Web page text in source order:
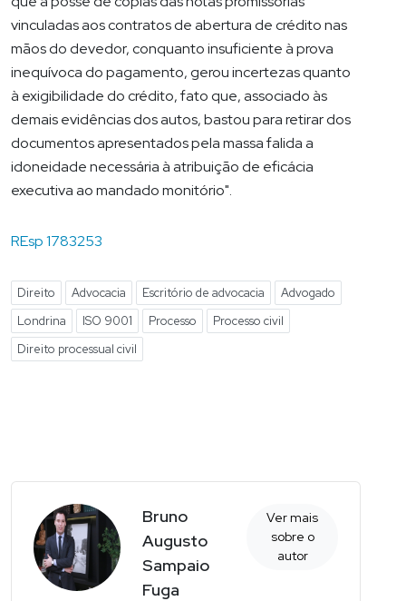
vinculadas aos contratos de abertura de crédito nas
mãos do devedor, conquanto insuficiente à prova
inequívoca do pagamento, gerou incertezas quanto
à exigibilidade do crédito, fato que, associado às
demais evidências dos autos, bastou para retirar dos
documentos apresentados pela massa falida a
idoneidade necessária à atribuição de eficácia
executiva ao mandado monitório".
REsp 1783253
Direito Advocacia Escritório de advocacia
Advogado
Londrina
ISO 9001 Processo
Processo civil
Direito processual civil
Bruno
Augusto
Sampaio
Fuga
Ver mais
sobre o
autor